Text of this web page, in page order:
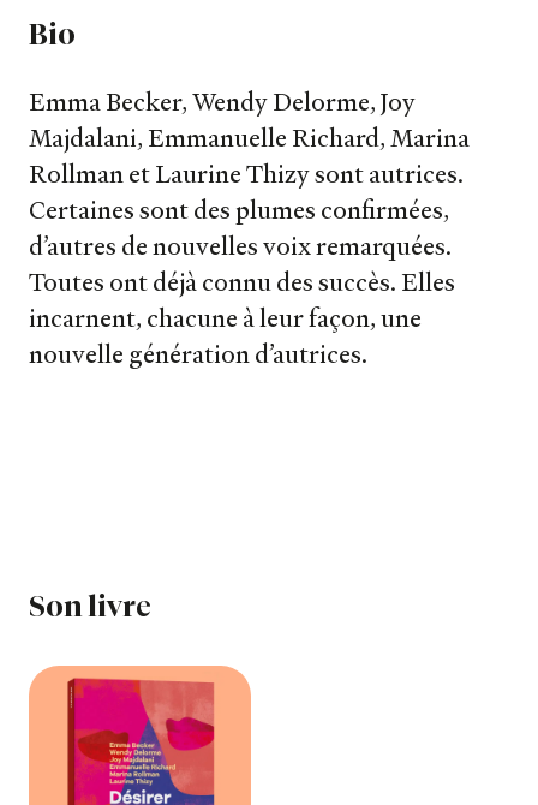
Nos livres
Le carnet de lecture
Bio
Emma Becker, Wendy Delorme, Joy
Majdalani, Emmanuelle Richard, Marina
Rollman et Laurine Thizy sont autrices.
Certaines sont des plumes confirmées,
d’autres de nouvelles voix remarquées.
Toutes ont déjà connu des succès. Elles
incarnent, chacune à leur façon, une
nouvelle génération d’autrices.
Son livre